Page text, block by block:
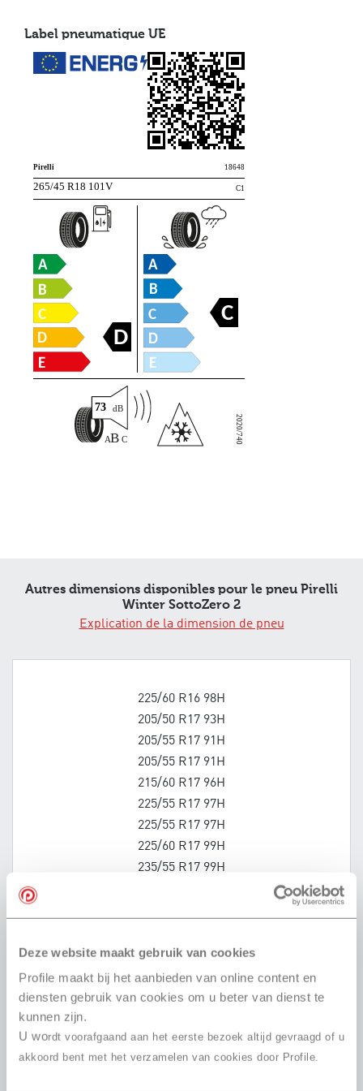
Deze website maakt gebruik van cookies
Profile maakt bij het aanbieden van online content en
diensten gebruik van cookies om u beter van dienst te
kunnen zijn.
U wordt voorafgaand aan het eerste bezoek altijd gevraagd of u
akkoord bent met het verzamelen van cookies door Profile.
Label pneumatique UE
Pirelli 18648
265/45 R18 101V C1
D
C
2020/740
73
Autres dimensions disponibles pour le pneu Pirelli
Winter SottoZero 2
Explication de la dimension de pneu
225/60 R16 98H
205/50 R17 93H
205/55 R17 91H
205/55 R17 91H
215/60 R17 96H
225/55 R17 97H
225/55 R17 97H
225/60 R17 99H
235/55 R17 99H
235/40 R18 91V
235/40 R18 91V
235/45 R18 98V
255/40 R18 95H
295/35 R18 99V